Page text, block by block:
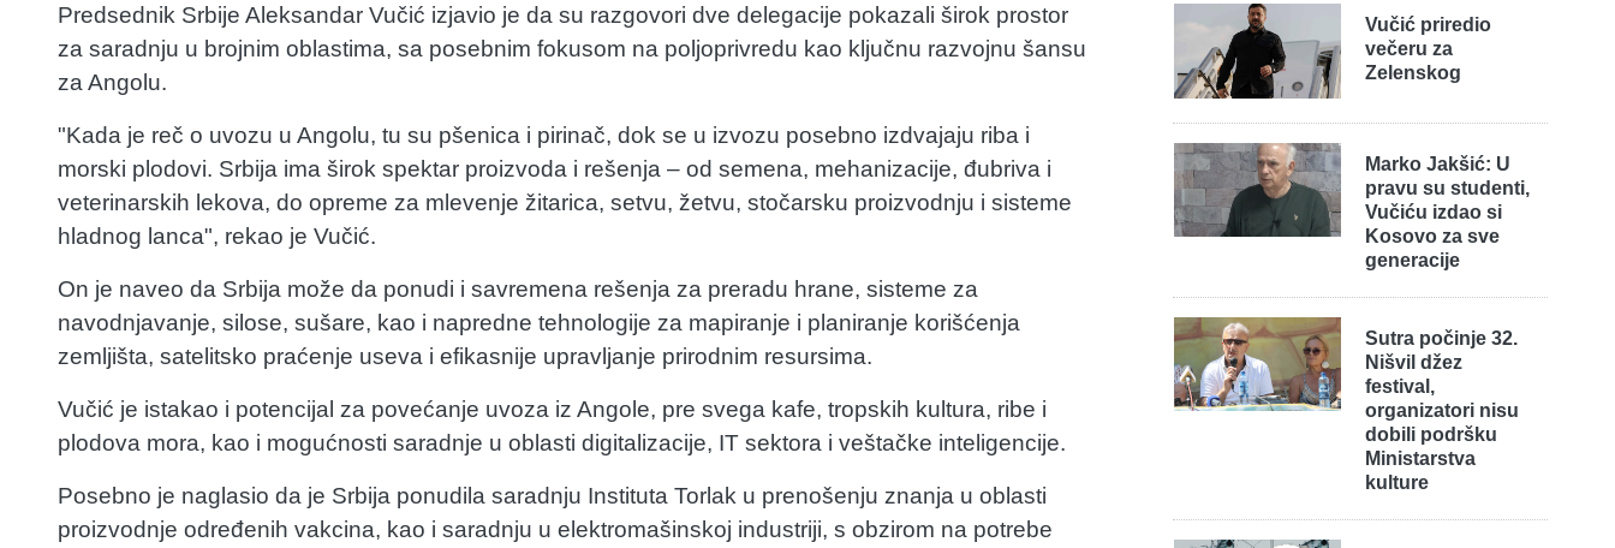
Predsednik Srbije Aleksandar Vučić izjavio je da su razgovori dve delegacije pokazali širok prostor
za saradnju u brojnim oblastima, sa posebnim fokusom na poljoprivredu kao ključnu razvojnu šansu
za Angolu.
"Kada je reč o uvozu u Angolu, tu su pšenica i pirinač, dok se u izvozu posebno izdvajaju riba i
morski plodovi. Srbija ima širok spektar proizvoda i rešenja – od semena, mehanizacije, đubriva i
veterinarskih lekova, do opreme za mlevenje žitarica, setvu, žetvu, stočarsku proizvodnju i sisteme
hladnog lanca", rekao je Vučić.
On je naveo da Srbija može da ponudi i savremena rešenja za preradu hrane, sisteme za
navodnjavanje, silose, sušare, kao i napredne tehnologije za mapiranje i planiranje korišćenja
zemljišta, satelitsko praćenje useva i efikasnije upravljanje prirodnim resursima.
Vučić je istakao i potencijal za povećanje uvoza iz Angole, pre svega kafe, tropskih kultura, ribe i
plodova mora, kao i mogućnosti saradnje u oblasti digitalizacije, IT sektora i veštačke inteligencije.
Posebno je naglasio da je Srbija ponudila saradnju Instituta Torlak u prenošenju znanja u oblasti
proizvodnje određenih vakcina, kao i saradnju u elektromašinskoj industriji, s obzirom na potrebe
Vučić priredio
večeru za
Zelenskog
Marko Jakšić: U
pravu su studenti,
Vučiću izdao si
Kosovo za sve
generacije
Sutra počinje 32.
Nišvil džez
festival,
organizatori nisu
dobili podršku
Ministarstva
kulture